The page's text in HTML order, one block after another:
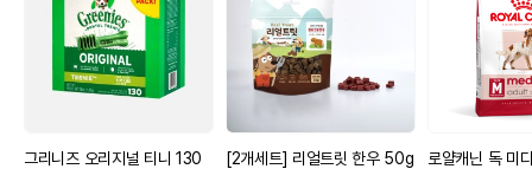
그리니즈 오리지널 티니 130
[2개세트] 리얼트릿 한우 50g
로얄캐닌 독 미